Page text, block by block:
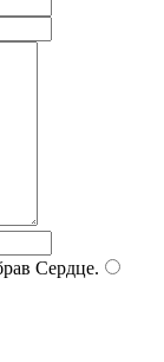
Сердце.